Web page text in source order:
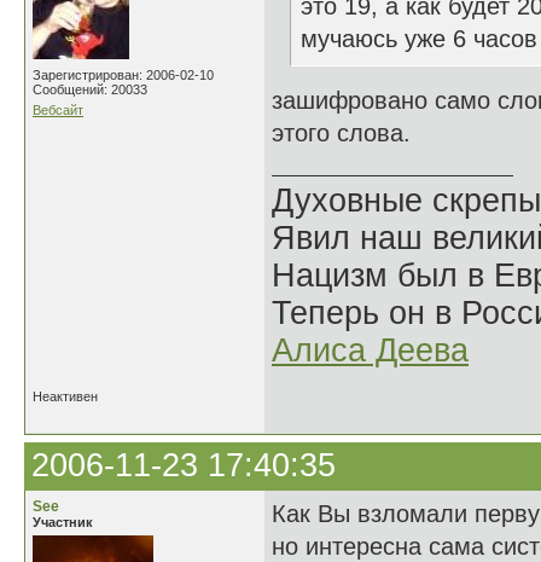
Зарегистрирован: 2006-02-10
Сообщений: 20033
Вебсайт
это 19, а как будет
мучаюсь уже 6 часов
зашифровано само
этого слова.
Духовные
Явил наш
Нацизм был в
Теперь он в
Алиса Деева
Неактивен
2006-11-23 17:40:35
See
Участник
Как Вы взломали
но интересна сама